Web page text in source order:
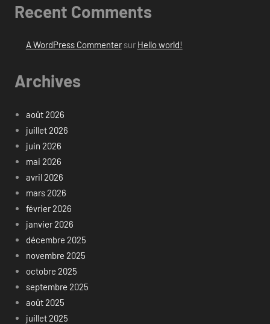
Recent Comments
A WordPress Commentersur Hello world!
Archives
août 2026
juillet 2026
juin 2026
mai 2026
avril 2026
mars 2026
février 2026
janvier 2026
décembre 2025
novembre 2025
octobre 2025
septembre 2025
août 2025
juillet 2025